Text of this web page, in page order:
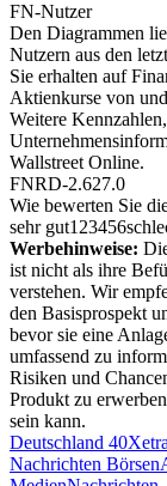
FN-Nutzer
Den Diagrammen
Nutzern aus den
Sie erhalten auf
Aktienkurse von und
Weitere
Wallstreet Online.
FNRD-2.627.0
Wie bewerten Sie
sehr gut1 23456
Werbehinweise:
ist nicht als ihre
verstehen. Wir
den Basisprospekt
bevor sie eine
umfassend zu
Risiken und
Produkt zu
sein kann.
Deutschland 40
Nachrichten Börsen